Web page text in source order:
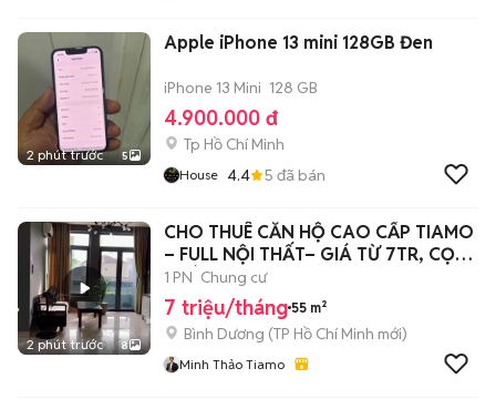
2 phút trước 5
Apple iPhone 13 mini 128GB Đen
iPhone 13 Mini 128 GB
4.900.000 đ
Tp Hồ Chí Minh
House 4.4 5 đã bán
2 phút trước 8
CHO THUÊ CĂN HỘ CAO CẤP TIAMO
– FULL NỘI THẤT– GIÁ TỪ 7TR, CỌC 1
THÁNG
1 PN Chung cư
7 triệu/tháng 55 m²
Bình Dương (TP Hồ Chí Minh mới)
Minh Thảo Tiamo